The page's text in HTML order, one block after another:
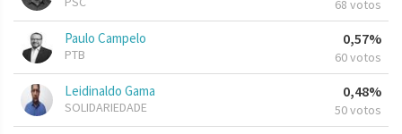
68 votos
Paulo Campelo
PTB
0,57%
60 votos
Leidinaldo Gama
SOLIDARIEDADE
0,48%
50 votos